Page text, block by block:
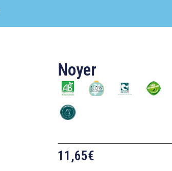
Noyer
11,65€